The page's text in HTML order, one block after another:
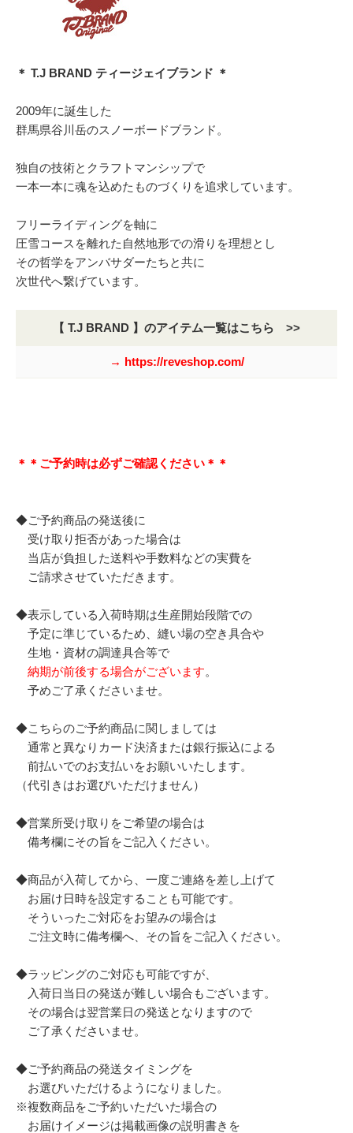
＊ T.J BRAND ティージェイブランド ＊
2009年に誕生した
群馬県谷川岳のスノーボードブランド。
独自の技術とクラフトマンシップで
一本一本に魂を込めたものづくりを追求しています。
フリーライディングを軸に
圧雪コースを離れた自然地形での滑りを理想とし
その哲学をアンバサダーたちと共に
次世代へ繋げています。
【 T.J BRAND 】のアイテム一覧はこちら >>
→ https://reveshop.com/
＊＊ご予約時は必ずご確認ください＊＊
◆ご予約商品の発送後に
受け取り拒否があった場合は
当店が負担した送料や手数料などの実費を
ご請求させていただきます。
◆表示している入荷時期は生産開始段階での
予定に準じているため、縫い場の空き具合や
生地・資材の調達具合等で
納期が前後する場合がございます。
予めご了承くださいませ。
◆こちらのご予約商品に関しましては
通常と異なりカード決済または銀行振込による
前払いでのお支払いをお願いいたします。
（代引きはお選びいただけません）
◆営業所受け取りをご希望の場合は
備考欄にその旨をご記入ください。
◆商品が入荷してから、一度ご連絡を差し上げて
お届け日時を設定することも可能です。
そういったご対応をお望みの場合は
ご注文時に備考欄へ、その旨をご記入ください。
◆ラッピングのご対応も可能ですが、
入荷日当日の発送が難しい場合もございます。
その場合は翌営業日の発送となりますので
ご了承くださいませ。
◆ご予約商品の発送タイミングを
お選びいただけるようになりました。
※複数商品をご予約いただいた場合の
お届けイメージは掲載画像の説明書きを